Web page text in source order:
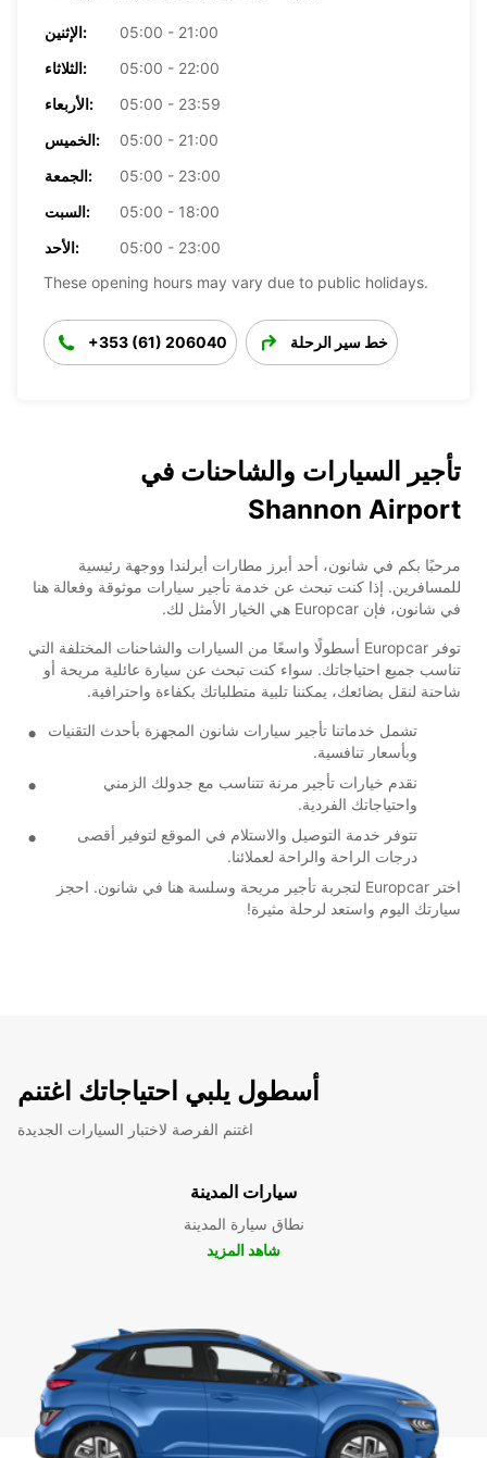
الإثنين:
05:00 - 21:00
الثلاثاء:
05:00 - 22:00
الأربعاء:
05:00 - 23:59
الخميس:
05:00 - 21:00
الجمعة:
05:00 - 23:00
السبت:
05:00 - 18:00
الأحد:
05:00 - 23:00
These opening hours may vary due to public holidays.
+353 (61) 206040 خط سير الرحلة
تأجير السيارات والشاحنات في
Shannon Airport
مرحبًا بكم في شانون، أحد أبرز مطارات أيرلندا ووجهة رئيسية
للمسافرين. إذا كنت تبحث عن خدمة تأجير سيارات موثوقة وفعالة هنا
في شانون، فإن Europcar هي الخيار الأمثل لك.
توفر Europcar أسطولًا واسعًا من السيارات والشاحنات المختلفة التي
تناسب جميع احتياجاتك. سواء كنت تبحث عن سيارة عائلية مريحة أو
شاحنة لنقل بضائعك، يمكننا تلبية متطلباتك بكفاءة واحترافية.
تشمل خدماتنا تأجير سيارات شانون المجهزة بأحدث التقنيات
وبأسعار تنافسية.
نقدم خيارات تأجير مرنة تتناسب مع جدولك الزمني
واحتياجاتك الفردية.
تتوفر خدمة التوصيل والاستلام في الموقع لتوفير أقصى
درجات الراحة والراحة لعملائنا.
اختر Europcar لتجربة تأجير مريحة وسلسة هنا في شانون. احجز
سيارتك اليوم واستعد لرحلة مثيرة!
أسطول يلبي احتياجاتك اغتنم
اغتنم الفرصة لاختبار السيارات الجديدة
سيارات المدينة
نطاق سيارة المدينة
شاهد المزيد